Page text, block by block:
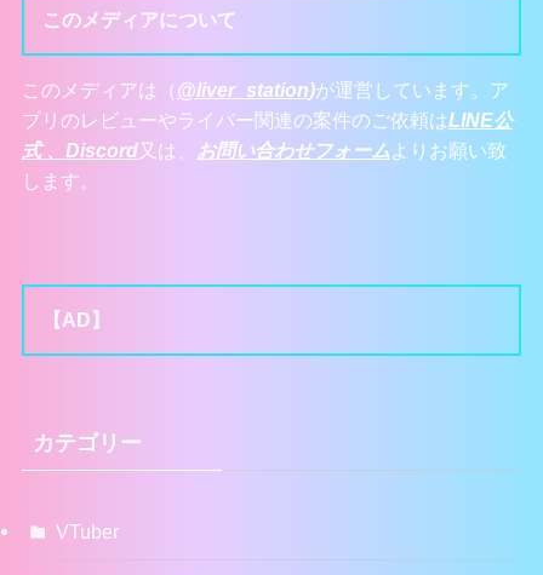
このメディアについて
このメディアは（ @liver_station)が運営しています。ア
プリのレビューやライバー関連の案件のご依頼はLINE公
式 、 Discord又は、 お問い合わせフォームよりお願い致
します。
【AD】
カテゴリー
VTuber